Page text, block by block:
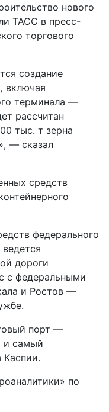
нового
ТАСС в пресс-
торгового
создание
включая
терминала —
рассчитан
тыс. т зерна
— сказал
средств
федерального
дороги
с федеральными
и Ростов —
порт —
и самый
Каспии.
по